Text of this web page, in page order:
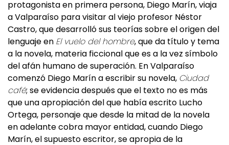
El interés por la acción va creciendo desde que el
protagonista en primera persona, Diego Marín, viaja
a Valparaíso para visitar al viejo profesor Néstor
Castro, que desarrolló sus teorías sobre el origen del
lenguaje enEl vuelo del hombre, que da título y tema
a la novela, materia ficcional que es a la vez símbolo
del afán humano de superación. En Valparaíso
comenzó Diego Marín a escribir su novela,Ciudad
café; se evidencia después que el texto no es más
que una apropiación del que había escrito Lucho
Ortega, personaje que desde la mitad de la novela
en adelante cobra mayor entidad, cuando Diego